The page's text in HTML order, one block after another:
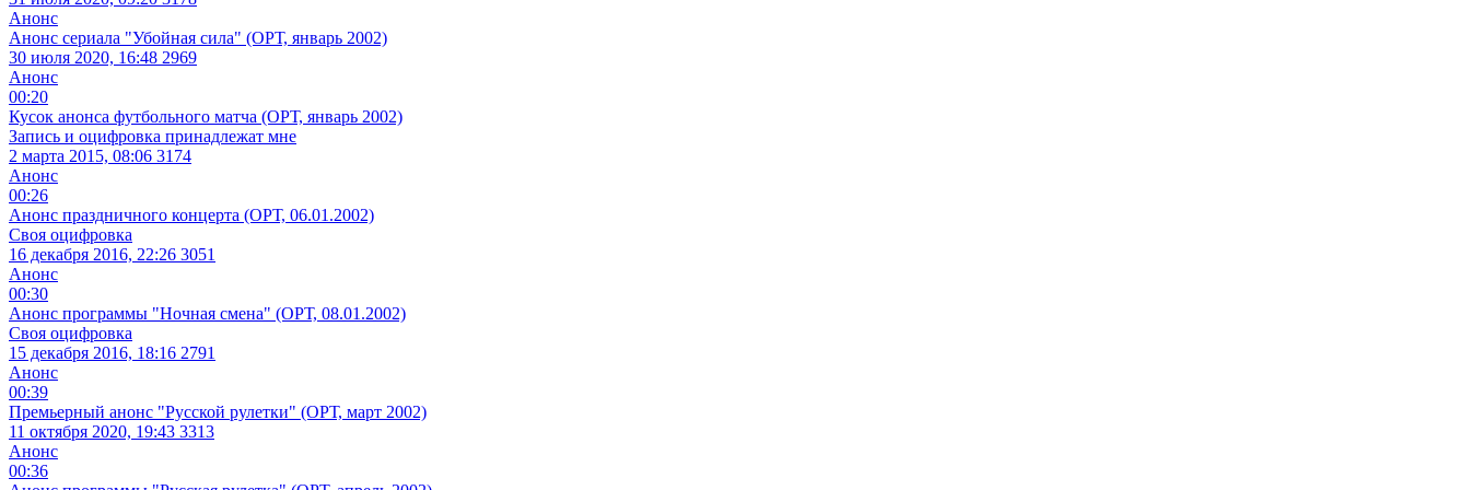
Анонс
Анонс сериала "Убойная сила" (ОРТ, январь 2002)
30 июля 2020, 16:48 2969
Анонс
00:20
Кусок анонса футбольного матча (ОРТ, январь 2002)
Запись и оцифровка принадлежат мне
2 марта 2015, 08:06 3174
Анонс
00:26
Анонс праздничного концерта (ОРТ, 06.01.2002)
Своя оцифровка
16 декабря 2016, 22:26 3051
Анонс
00:30
Анонс программы "Ночная смена" (ОРТ, 08.01.2002)
Своя оцифровка
15 декабря 2016, 18:16 2791
Анонс
00:39
Премьерный анонс "Русской рулетки" (ОРТ, март 2002)
11 октября 2020, 19:43 3313
Анонс
00:36